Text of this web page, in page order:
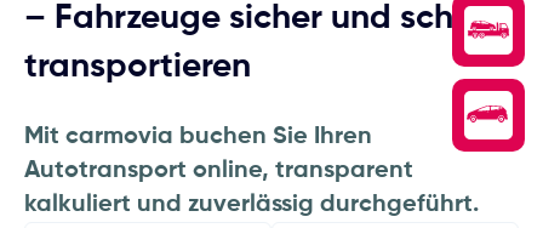
– Fahrzeuge sicher und schnell
transportieren
Mit carmovia buchen Sie Ihren
Autotransport online, transparent
kalkuliert und zuverlässig durchgeführt.